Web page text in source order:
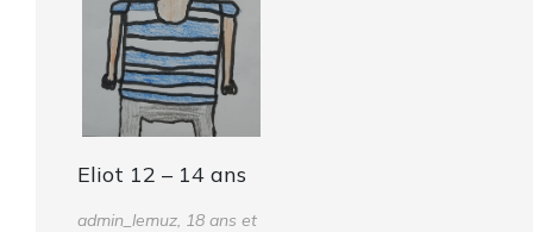
Eliot 12 – 14 ans
admin_lemuz, 18 ans et